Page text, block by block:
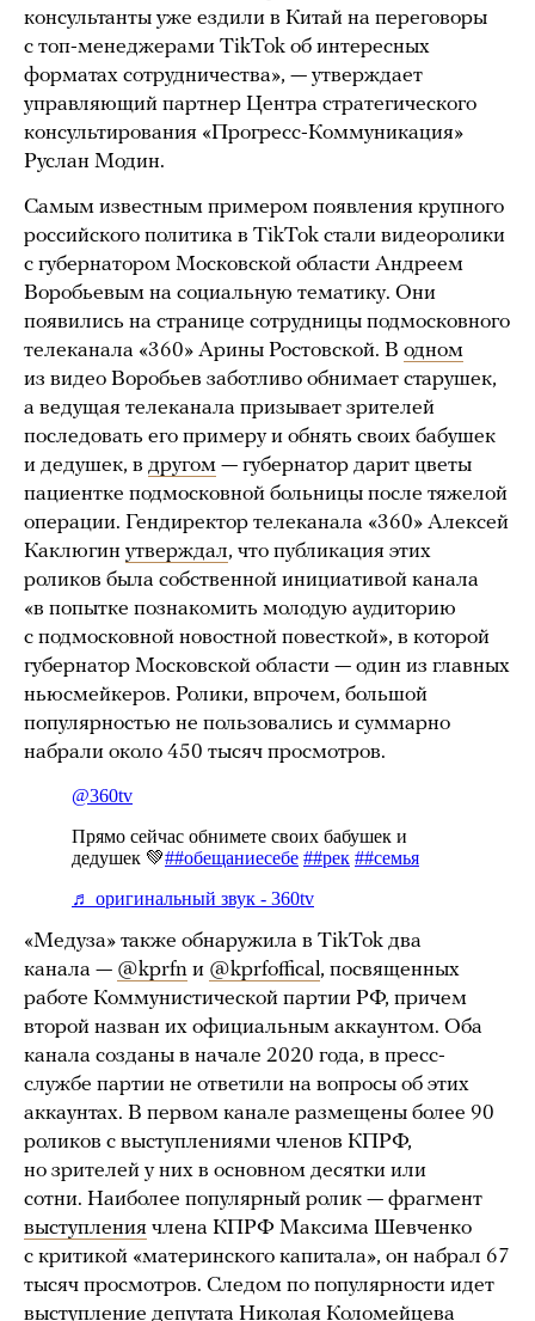
консультанты уже ездили в Китай на переговоры
с топ-менеджерами TikTok об интересных
форматах сотрудничества», — утверждает
управляющий партнер Центра стратегического
консультирования «Прогресс-Коммуникация»
Руслан Модин.
Самым известным примером появления крупного
российского политика в TikTok стали видеоролики
с губернатором Московской области Андреем
Воробьевым на социальную тематику. Они
появились на странице сотрудницы подмосковного
телеканала «360» Арины Ростовской. В одном
из видео Воробьев заботливо обнимает старушек,
а ведущая телеканала призывает зрителей
последовать его примеру и обнять своих бабушек
и дедушек, в другом — губернатор дарит цветы
пациентке подмосковной больницы после тяжелой
операции. Гендиректор телеканала «360» Алексей
Каклюгин утверждал, что публикация этих
роликов была собственной инициативой канала
«в попытке познакомить молодую аудиторию
с подмосковной новостной повесткой», в которой
губернатор Московской области — один из главных
ньюсмейкеров. Ролики, впрочем, большой
популярностью не пользовались и суммарно
набрали около 450 тысяч просмотров.
«Медуза» также обнаружила в TikTok два
канала — @kprfn и @kprfoffical, посвященных
работе Коммунистической партии РФ, причем
второй назван их официальным аккаунтом. Оба
канала созданы в начале 2020 года, в пресс-
службе партии не ответили на вопросы об этих
аккаунтах. В первом канале размещены более 90
роликов с выступлениями членов КПРФ,
но зрителей у них в основном десятки или
сотни. Наиболее популярный ролик — фрагмент
выступления члена КПРФ Максима Шевченко
с критикой «материнского капитала», он набрал 67
тысяч просмотров. Следом по популярности идет
выступление депутата Николая Коломейцева